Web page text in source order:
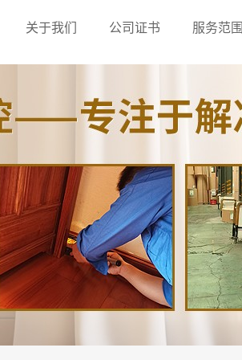
关于我们 公司证书 服务范围